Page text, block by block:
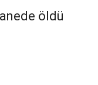
öldü